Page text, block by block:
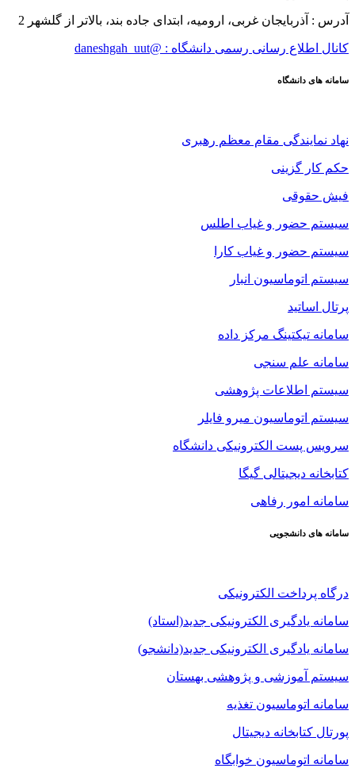
آدرس : آذربایجان غربی، ارومیه، ابتدای جاده بند، بالاتر از گلشهر 2
کانال اطلاع رسانی رسمی دانشگاه : @daneshgah_uut
سامانه های دانشگاه
نهاد نمایندگی مقام معظم رهبری
حکم کار گزینی
فیش حقوقی
سیستم حضور و غیاب اطلس
سیستم حضور و غیاب کارا
سیستم اتوماسیون انبار
پرتال اساتید
سامانه تیکتینگ مرکز داده
سامانه علم سنجی
سیستم اطلاعات پژوهشی
سیستم اتوماسیون میرو فایلر
سرویس پست الکترونیکی دانشگاه
کتابخانه دیجیتالی گیگا
سامانه امور رفاهی
سامانه های دانشجویی
درگاه پرداخت الکترونیکی
سامانه یادگیری الکترونیکی جدید(استاد)
سامانه یادگیری الکترونیکی جدید(دانشجو)
سیستم آموزشی و پژوهشی بهستان
سامانه اتوماسیون تغذیه
پورتال کتابخانه دیجیتال
سامانه اتوماسیون خوابگاه